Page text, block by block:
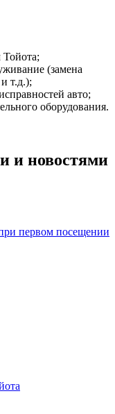
(замена
т.д.);
авто;
оборудования.
и новостями
первом посещении